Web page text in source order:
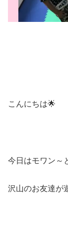
こんにちは🌟
今日はモワン～
沢山のお友達が